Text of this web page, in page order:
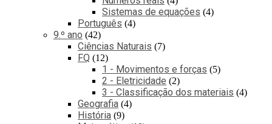
Sistemas de equações 4
Português 4
9.º ano 42
Ciências Naturais 7
FQ 12
1 - Movimentos e forças 5
2 - Eletricidade 2
3 - Classificação dos materiais 4
Geografia 4
História 9